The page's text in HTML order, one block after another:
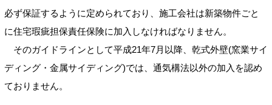
必ず保証するように定められており、施工会社は新築物件ごと
に住宅瑕疵担保責任保険に加入しなければなりません。
そのガイドラインとして平成21年7月以降、乾式外壁(窯業サイ
ディング・金属サイディング)では、通気構法以外の加入を認め
ておりません。